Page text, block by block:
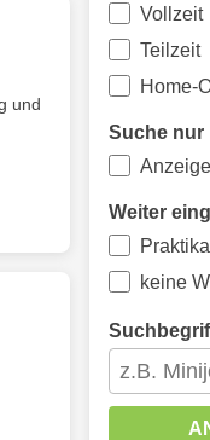
und
Vollzeit
Teilzeit
Home-
Suche nur
Weiter
keine